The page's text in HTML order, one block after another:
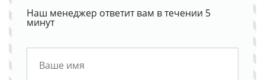
Наш менеджер ответит вам в течении 5
минут